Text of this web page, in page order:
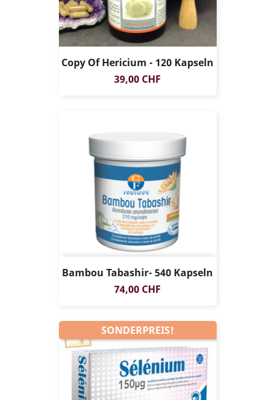
Copy Of Hericium - 120 Kapseln
Preis
39,00 CHF
Bambou Tabashir- 540 Kapseln
Preis
74,00 CHF
SONDERPREIS!